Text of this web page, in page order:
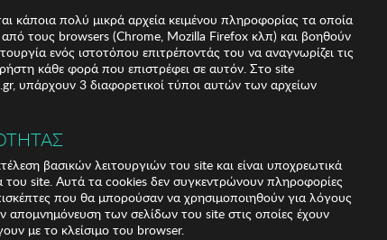
κάποια πολύ μικρά αρχεία κειμένου πληροφορίας τα οποία
από τους browsers (Chrome, Mozilla Firefox κλπ) και βοηθούν
ενός ιστοτόπου επιτρέποντάς του να αναγνωρίζει τις
κάθε φορά που επιστρέφει σε αυτόν. Στο site
υπάρχουν 3 διαφορετικοί τύποι αυτών των αρχείων
βασικών λειτουργιών του site και είναι υποχρεωτικά
του site. Αυτά τα cookies δεν συγκεντρώνουν πληροφορίες
που θα μπορούσαν να χρησιμοποιηθούν για λόγους
απομνημόνευση των σελίδων του site στις οποίες έχουν
με το κλείσιμο του browser.